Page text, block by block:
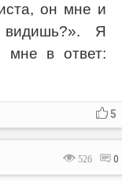
он мне и
видишь?». Я
мне в ответ:
5
526 0